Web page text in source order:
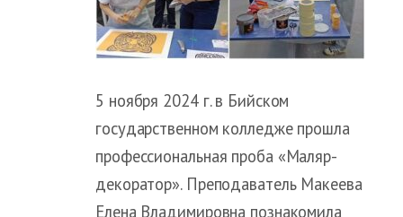
5 ноября 2024 г. в Бийском
государственном колледже прошла
профессиональная проба «Маляр-
декоратор». Преподаватель Макеева
Елена Владимировна познакомила